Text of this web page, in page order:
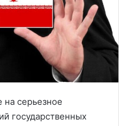
на серьезное
государственных